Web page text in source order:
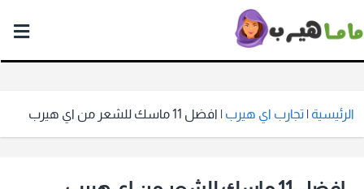
الرئيسية | تجارب اي هيرب | افضل 11 ماسك للشعر من اي هيرب